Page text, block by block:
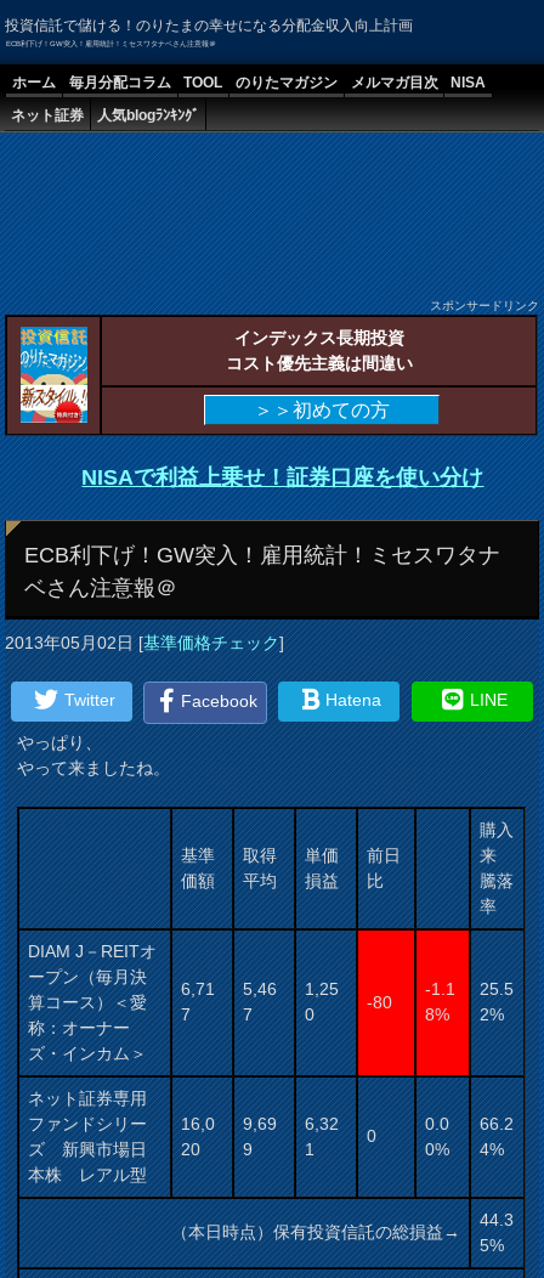
投資信託で儲ける！のりたまの幸せになる分配金収入向上計画
ECB利下げ！GW突入！雇用統計！ミセスワタナベさん注意報＠
ホーム 毎月分配コラム TOOL のりたマガジン メルマガ目次
NISA
ネット証券
人気blogﾗﾝｷﾝｸﾞ
スポンサードリンク
インデックス長期投資
コスト優先主義は間違い
＞＞初めての方
NISAで利益上乗せ！証券口座を使い分け
ECB利下げ！GW突入！雇用統計！ミセスワタナ
ベさん注意報＠
2013年05月02日[基準価格チェック]
Twitter Facebook Hatena LINE
やっぱり、
やって来ましたね。
基準
価額
取得
平均
単価
損益
前日
比
購入
来
騰落
率
DIAM J－REITオ
ープン（毎月決
算コース）＜愛
称：オーナー
ズ・インカム＞
6,71
7
5,46
7
1,25
0
-80
-1.1
8%
25.5
2%
ネット証券専用
ファンドシリー
ズ 新興市場日
本株 レアル型
16,0
20
9,69
9
6,32
1
0
0.0
0%
66.2
4%
（本日時点）保有投資信託の総損益→
44.3
5%